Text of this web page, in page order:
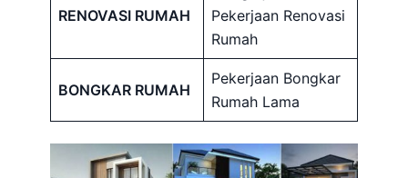
RENOVASI RUMAH
Pekerjaan Renovasi
Rumah
BONGKAR RUMAH
Pekerjaan Bongkar
Rumah Lama